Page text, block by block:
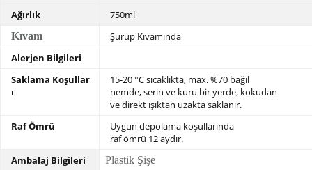
Ağırlık
750ml
Kıvam
Şurup Kıvamında
Alerjen Bilgileri
Saklama Koşullar
ı
15-20 °C sıcaklıkta, max. %70 bağıl
nemde,serin ve kuru bir yerde, kokudan
ve direkt ışıktan uzakta saklanır.
Raf Ömrü
Uygun depolama koşullarında
raf ömrü 12 aydır.
Ambalaj Bilgileri
Plastik Şişe